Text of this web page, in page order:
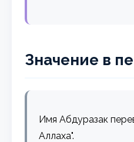
Значение в
Имя Абдуразак
Аллаха".